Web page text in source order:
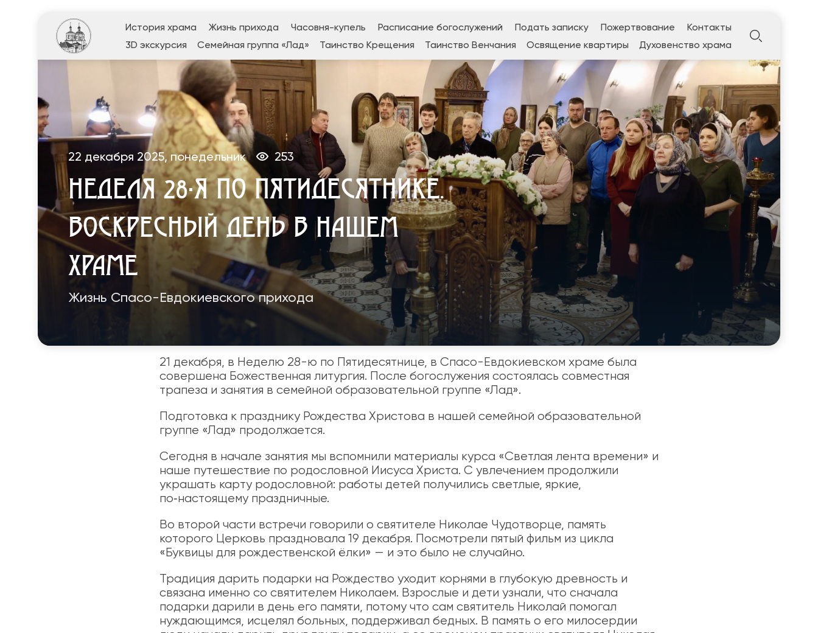
История храма Жизнь прихода Часовня-купель Расписание богослужений Подать записку Пожертвование
Контакты
3D экскурсия
Семейная группа «Лад» Таинство Крещения Таинство Венчания Освящение квартиры Духовенство храма
22 декабря 2025, понедельник 253
НЕДЕЛЯ 28-Я ПО ПЯТИДЕСЯТНИКЕ.
ВОСКРЕСНЫЙ ДЕНЬ В НАШЕМ
ХРАМЕ
Жизнь Спасо-Евдокиевского прихода
21 декабря, в Неделю 28-ю по Пятидесятнице, в Спасо-Евдокиевском храме была
совершена Божественная литургия. После богослужения состоялась совместная
трапеза и занятия в семейной образовательной группе «Лад».
Подготовка к празднику Рождества Христова в нашей семейной образовательной
группе «Лад» продолжается.
Сегодня в начале занятия мы вспомнили материалы курса «Светлая лента времени» и
наше путешествие по родословной Иисуса Христа. С увлечением продолжили
украшать карту родословной: работы детей получились светлые, яркие,
по‑настоящему праздничные.
Во второй части встречи говорили о святителе Николае Чудотворце, память
которого Церковь праздновала 19 декабря. Посмотрели пятый фильм из цикла
«Буквицы для рождественской ёлки» — и это было не случайно.
Традиция дарить подарки на Рождество уходит корнями в глубокую древность и
связана именно со святителем Николаем. Взрослые и дети узнали, что сначала
подарки дарили в день его памяти, потому что сам святитель Николай помогал
нуждающимся, исцелял больных, поддерживал бедных. В память о его милосердии